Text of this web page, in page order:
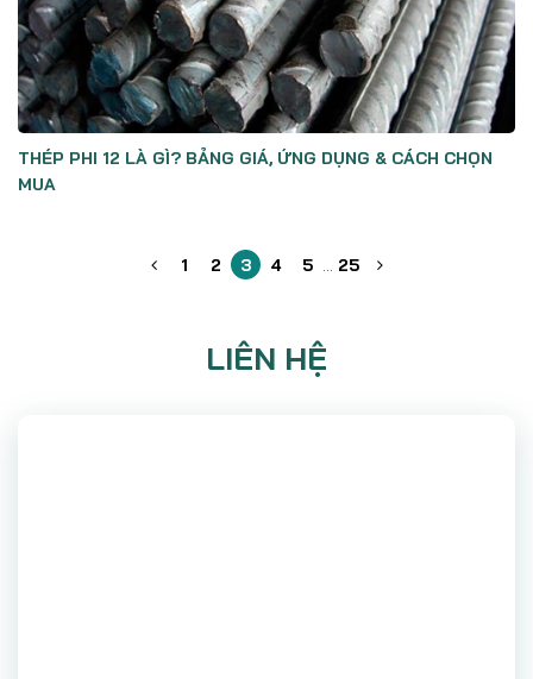
THÉP PHI 12 LÀ GÌ? BẢNG GIÁ, ỨNG DỤNG & CÁCH CHỌN
MUA
1 2 3 4 5 … 25
LIÊN HỆ